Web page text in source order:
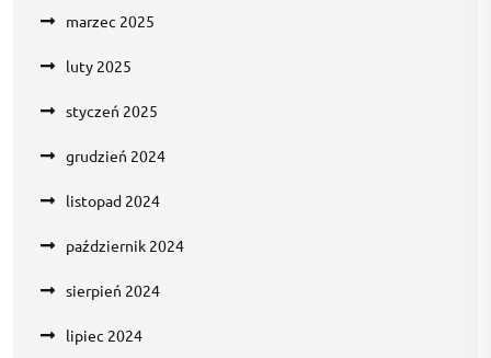
marzec 2025
luty 2025
styczeń 2025
grudzień 2024
listopad 2024
październik 2024
sierpień 2024
lipiec 2024